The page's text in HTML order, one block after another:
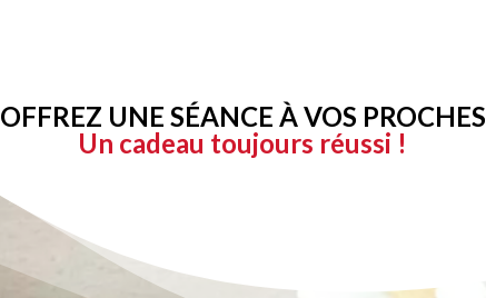
OFFREZ UNE SÉANCE À VOS PROCHES
Un cadeau toujours réussi !